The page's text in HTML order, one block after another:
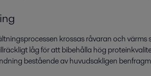
krossas råvaran och
låg för att bibehålla hög
bestående av huvudsakligen